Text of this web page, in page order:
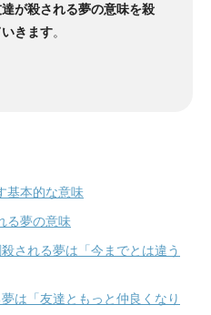
が殺される夢の意味を殺
きます。
基本的な意味
る夢の意味
される夢は「今までとは違う
は「友達ともっと仲良くなり